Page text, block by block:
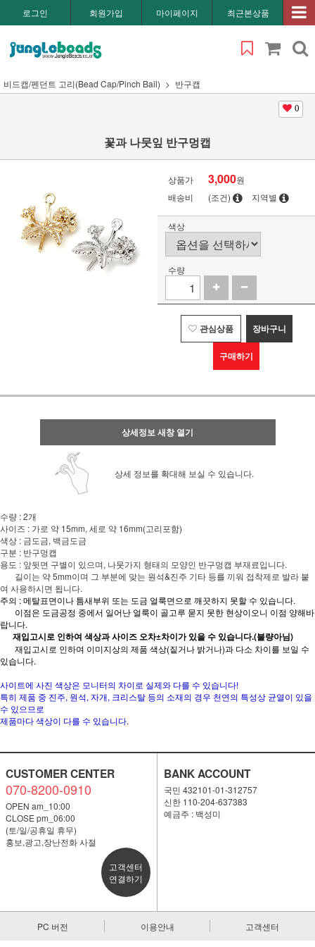
로그인 회원가입 마이페이지 최근본상품
비드캡/펜던트 고리(Bead Cap/Pinch Bail) 반구캡
0
꽃과 나뭇잎 반구멍캡
상품가 3,000원
배송비
(조건) 지역별
색상
수량
관심상품 장바구니
구매하기
상세정보 새창 열기
상세 정보를 확대해 보실 수 있습니다.
수량 : 2개
사이즈 : 가로 약 15mm, 세로 약 16mm(고리포함)
색상 : 금도금, 백금도금
구분 : 반구멍캡
용도 : 앞뒷면 구별이 있으며, 나뭇가지 형태의 모양인 반구멍캡 부재료입니다.
길이는 약 5mm이며 그 부분에 맞는 원석&진주 기타 등를 끼워 접착제로 발라 붙
여 사용하시면 됩니다.
주의 : 메탈표면이나 틈새부위 또는 도금 얼룩면으로 깨끗하지 못할 수 있습니다.
이점은 도금공정 중에서 일어난 얼룩이 골고루 묻지 못한 현상이오니 이점 양해바
랍니다.
재입고시로 인하여 색상과 사이즈 오차±차이가 있을 수 있습니다.(불량아님)
재입고시로 인하여 이미지상의 제품 색상(짙거나 밝거나)과 다소 차이를 보일 수
있습니다.
사이트에 사진 색상은 모니터의 차이로 실제와 다를 수 있습니다!
특히 제품 중 진주, 원석, 자개, 크리스탈 등의 소재의 경우 천연의 특성상 균열이 있을
수 있으므로
제품마다 색상이 다를 수 있습니다.
CUSTOMER CENTER
070-8200-0910
OPEN am_10:00
CLOSE pm_06:00
(토/일/공휴일 휴무)
홍보,광고,장난전화 사절
고객센터
연결하기
BANK ACCOUNT
국민 432101-01-312757
신한 110-204-637383
예금주 : 백성미
PC 버전 이용안내 고객센터